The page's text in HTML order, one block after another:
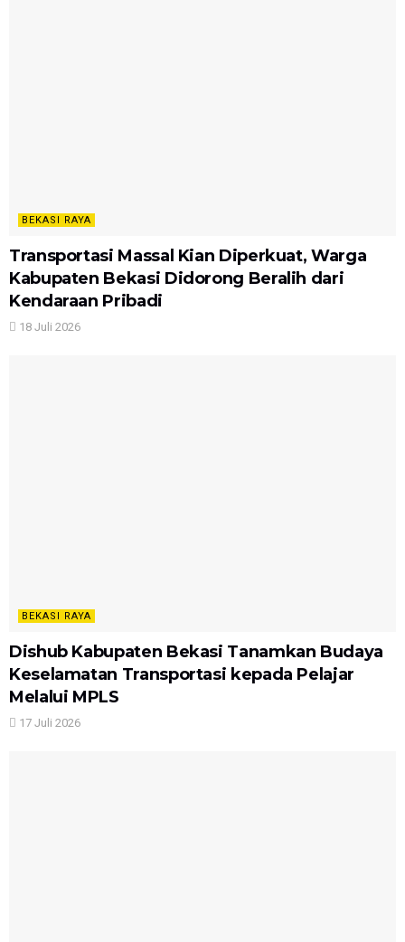
BEKASI RAYA
Transportasi Massal Kian Diperkuat, Warga
Kabupaten Bekasi Didorong Beralih dari
Kendaraan Pribadi
18 Juli 2026
BEKASI RAYA
Dishub Kabupaten Bekasi Tanamkan Budaya
Keselamatan Transportasi kepada Pelajar
Melalui MPLS
17 Juli 2026